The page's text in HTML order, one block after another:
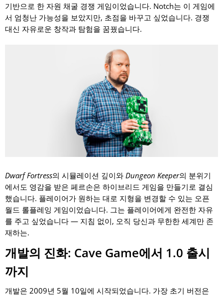
기반으로 한 자원 채굴 경쟁 게임이었습니다. Notch는 이 게임에
서 엄청난 가능성을 보았지만, 초점을 바꾸고 싶었습니다. 경쟁
대신 자유로운 창작과 탐험을 꿈꿨습니다.
Dwarf Fortress의 시뮬레이션 깊이와 Dungeon Keeper의 분위기
에서도 영감을 받은 페르손은 하이브리드 게임을 만들기로 결심
했습니다. 플레이어가 원하는 대로 지형을 변경할 수 있는 오픈
월드 롤플레잉 게임이었습니다. 그는 플레이어에게 완전한 자유
를 주고 싶었습니다 — 지침 없이, 오직 당신과 무한한 세계만 존
재하는.
개발의 진화: Cave Game에서 1.0 출시
까지
개발은 2009년 5월 10일에 시작되었습니다. 가장 초기 버전은